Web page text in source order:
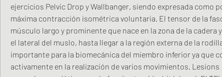
ejercicios Pelvic Drop y Wallbanger, siendo expresada como
máxima contracción isométrica voluntaria. El tensor de la
músculo largo y prominente que nace en la zona de la cadera
el lateral del muslo, hasta llegar a la región externa de la
importante para la biomecánica del miembro inferior ya que
activamente en la realización de varios movimientos. Lesions